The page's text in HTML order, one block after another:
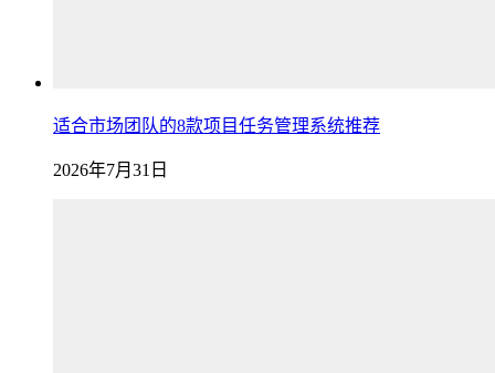
适合市场团队的8款项目任务管理系统推荐
2026年7月31日